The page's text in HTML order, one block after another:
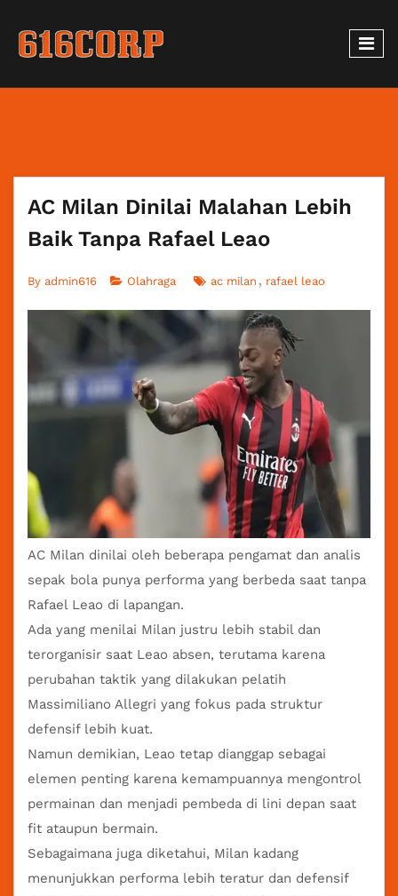
AC Milan Dinilai Malahan Lebih
Baik Tanpa Rafael Leao
By admin616 Olahraga ac milan rafael leao
AC Milan dinilai oleh beberapa pengamat dan analis
sepak bola punya performa yang berbeda saat tanpa
Rafael Leao di lapangan.
Ada yang menilai Milan justru lebih stabil dan
terorganisir saat Leao absen, terutama karena
perubahan taktik yang dilakukan pelatih
Massimiliano Allegri yang fokus pada struktur
defensif lebih kuat.
Namun demikian, Leao tetap dianggap sebagai
elemen penting karena kemampuannya mengontrol
permainan dan menjadi pembeda di lini depan saat
fit ataupun bermain.
Sebagaimana juga diketahui, Milan kadang
menunjukkan performa lebih teratur dan defensif